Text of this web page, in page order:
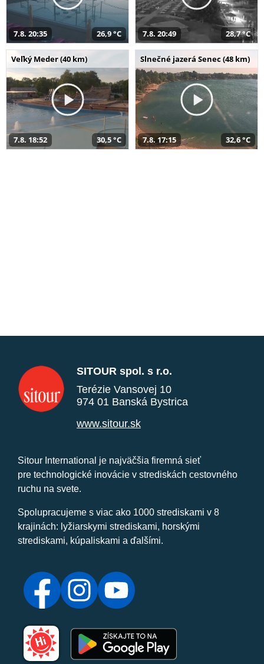
7.8. 20:35 26,9 °C 7.8. 20:49 28,7 °C
Veľký Meder (40 km)
7.8. 18:52 30,5 °C
Slnečné jazerá Senec (48 km)
7.8. 17:15 32,6 °C
SITOUR spol. s r.o.
Terézie Vansovej 10
974 01 Banská Bystrica
www.sitour.sk
Sitour International je najväčšia firemná sieť
pre technologické inovácie v strediskách cestovného
ruchu na svete.
Spolupracujeme s viac ako 1000 strediskami v 8
krajinách: lyžiarskymi strediskami, horskými
strediskami, kúpaliskami a ďalšími.